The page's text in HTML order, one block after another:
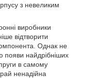
з невеликим
виробники
відтворити
Однак не
появи найдрібніших
в самому
ненадійна